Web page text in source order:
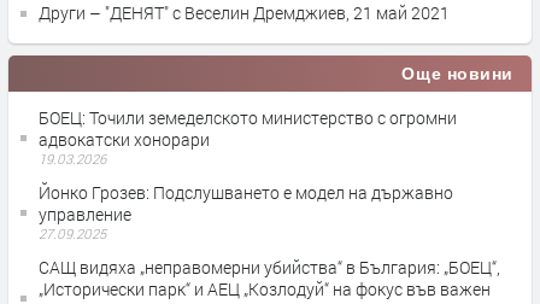
Други – "ДЕНЯТ" с Веселин Дремджиев, 21 май 2021
Още новини
БОЕЦ: Точили земеделското министерство с огромни
адвокатски хонорари
19.03.2026
Йонко Грозев: Подслушването е модел на държавно
управление
27.09.2025
САЩ видяха „неправомерни убийства“ в България: „БОЕЦ“,
„Исторически парк“ и АЕЦ „Козлодуй“ на фокус във важен